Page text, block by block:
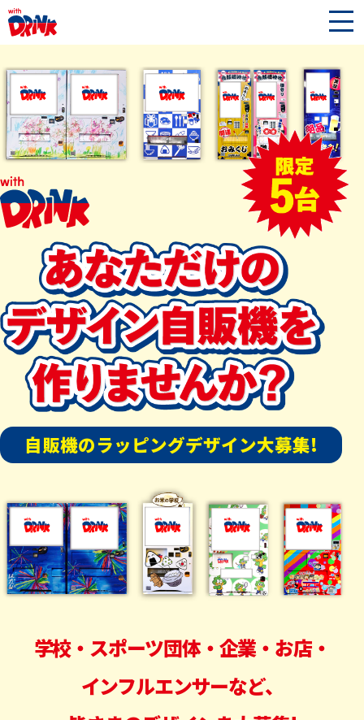
自販機のラッピングデザイン大募集!
学校・スポーツ団体・企業・お店・
インフルエンサーなど、